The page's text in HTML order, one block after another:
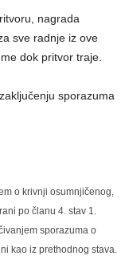
nagrada
sve radnje iz ove
dok pritvor traje.
sporazuma
o krivnji osumnjičenog,
po članu 4. stav 1.
sporazuma o
kao iz prethodnog stava.